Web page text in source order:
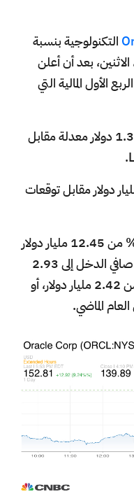
التكنولوجية بنسبة
بعد أن أعلن
الأول المالية التي
وحققت الشركة ربحية سهم بنحو 1.39 دولار معدلة مقابل
الإيرادات ما قيمته 13.31 مليار دولار مقابل توقعات
بنسبة 8% من 12.45 مليار دولار
قبل عام، وفقاً لبيان النتائج. وارتفع صافي الدخل إلى 2.93
مليار دولار، أو 1.03 دولار للسهم، من 2.42 مليار دولار، أو